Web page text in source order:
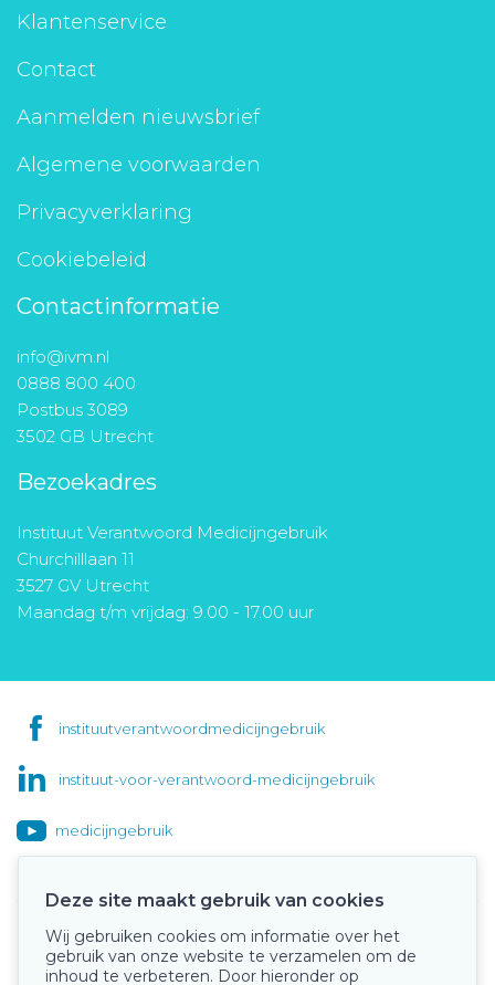
Klantenservice
Contact
Aanmelden nieuwsbrief
Algemene voorwaarden
Privacyverklaring
Cookiebeleid
Contactinformatie
info@ivm.nl
0888 800 400
Postbus 3089
3502 GB Utrecht
Bezoekadres
Instituut Verantwoord Medicijngebruik
Churchilllaan 11
3527 GV Utrecht
Maandag t/m vrijdag: 9.00 - 17.00 uur
instituutverantwoordmedicijngebruik
instituut-voor-verantwoord-medicijngebruik
medicijngebruik
Onze keurmerken
Deze site maakt gebruik van cookies
Wij gebruiken cookies om informatie over het
gebruik van onze website te verzamelen om de
inhoud te verbeteren. Door hieronder op